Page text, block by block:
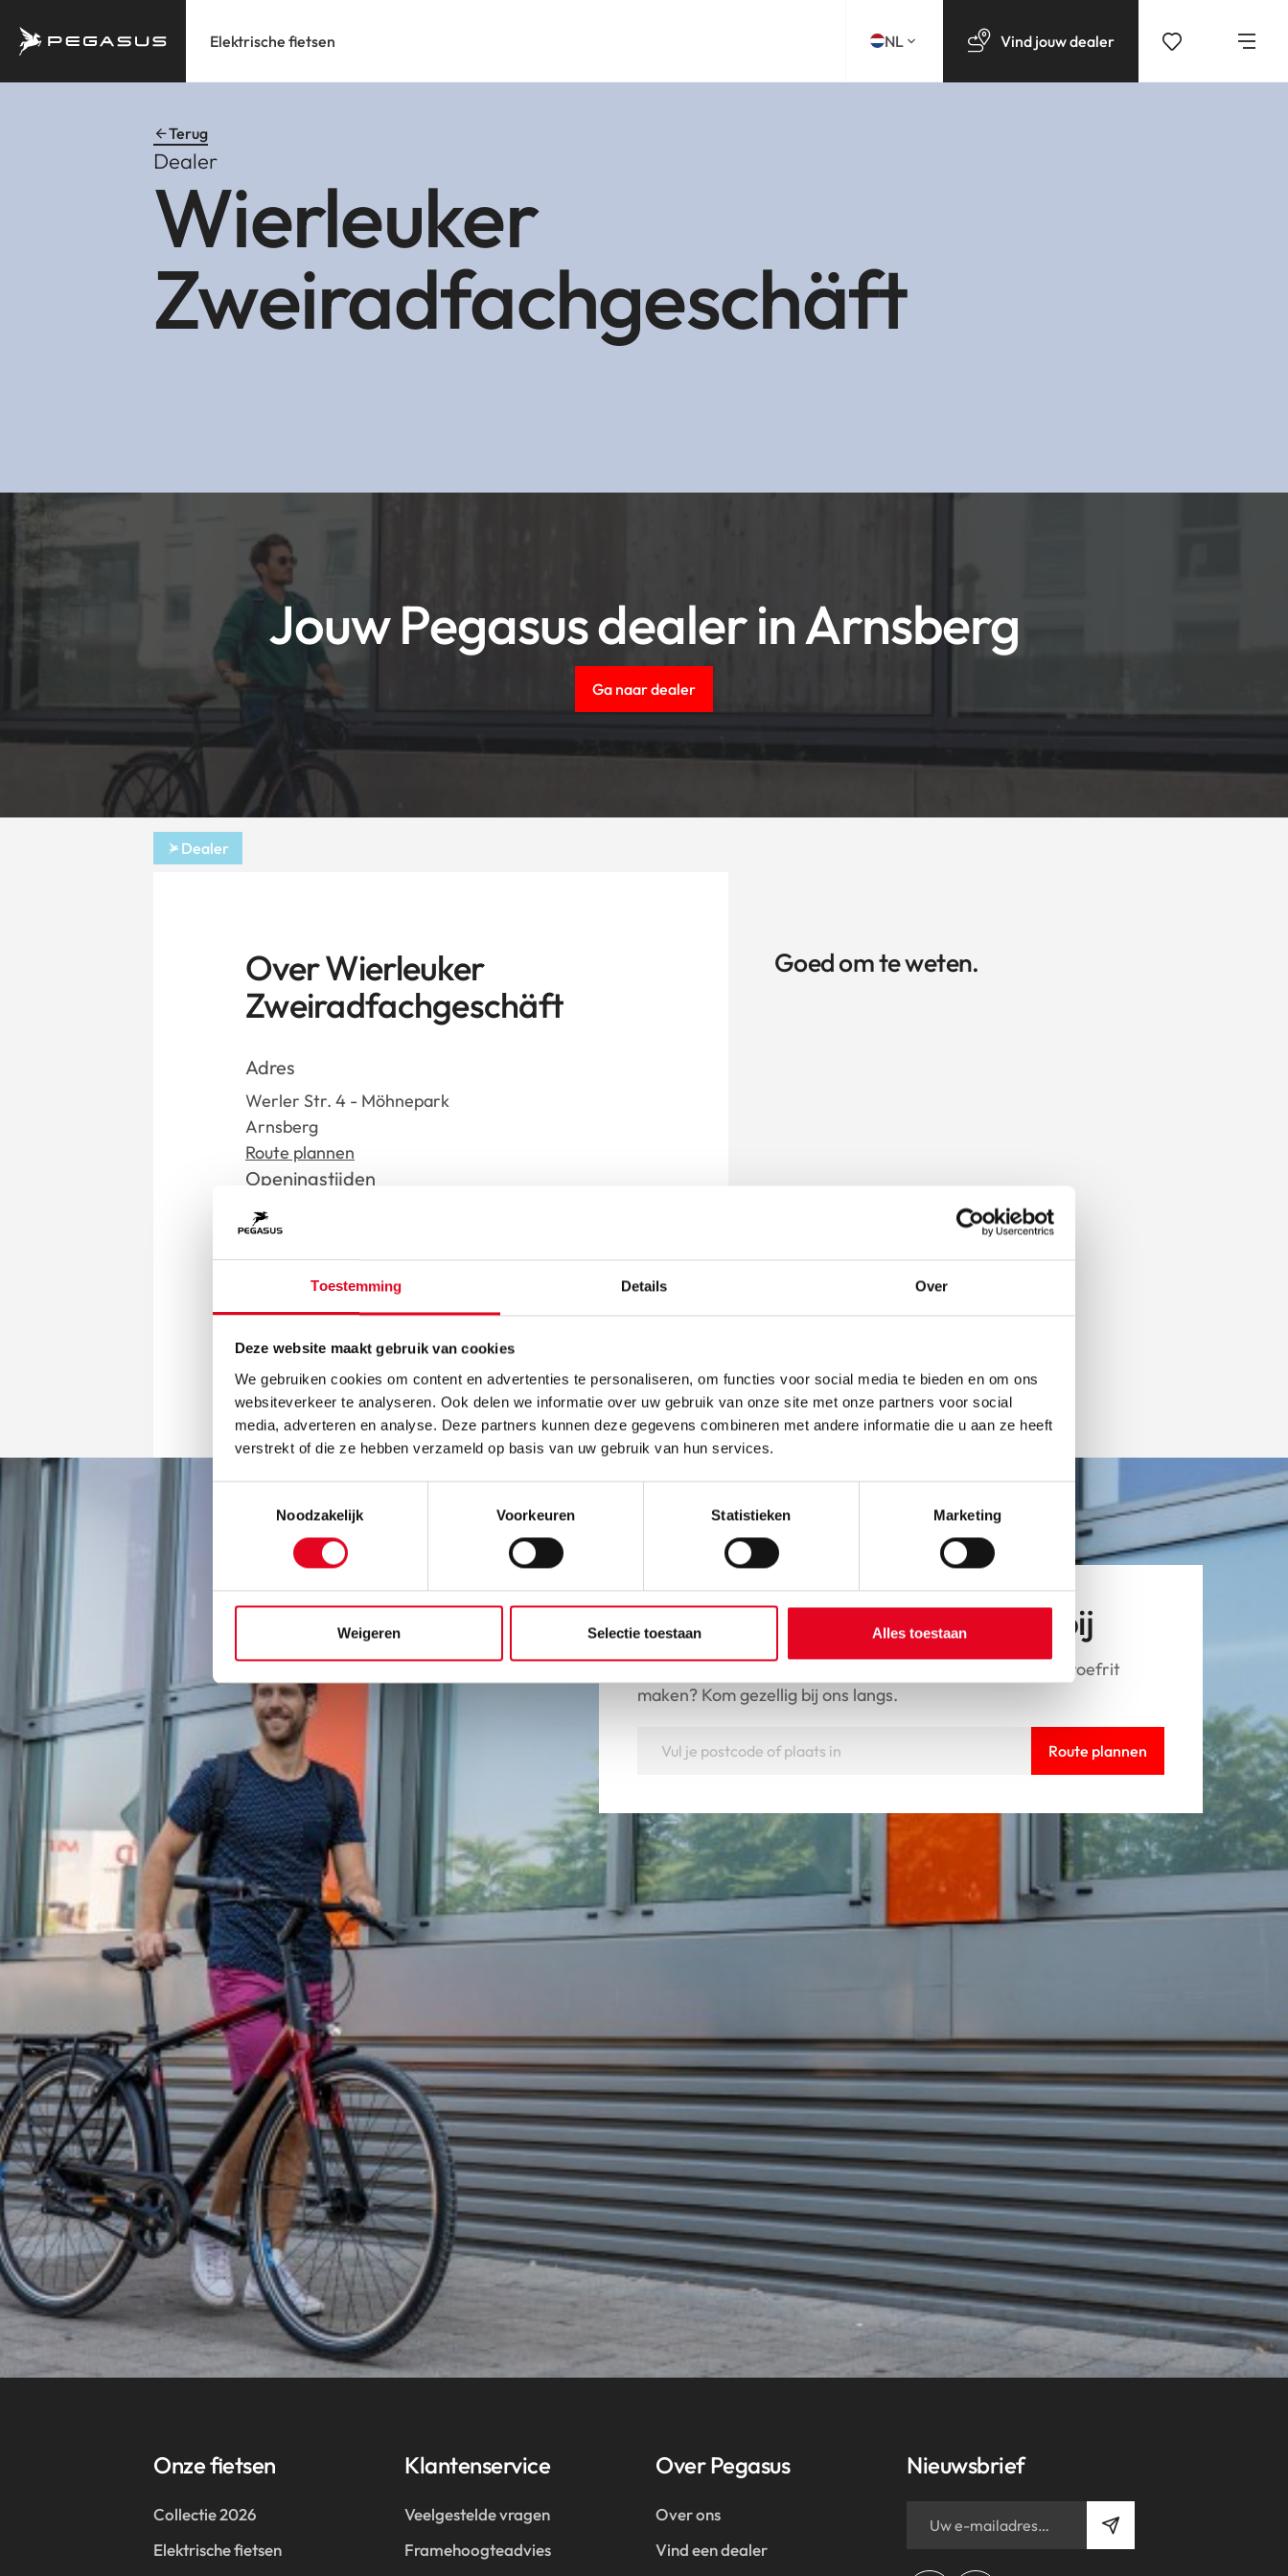
Toestemming Details Over
Deze website maakt gebruik van cookies
We gebruiken cookies om content en advertenties te personaliseren, om functies voor social media te bieden en om ons
websiteverkeer te analyseren. Ook delen we informatie over uw gebruik van onze site met onze partners voor social
media, adverteren en analyse. Deze partners kunnen deze gegevens combineren met andere informatie die u aan ze heeft
verstrekt of die ze hebben verzameld op basis van uw gebruik van hun services.
Noodzakelijk
Voorkeuren Statistieken Marketing
Weigeren Selectie toestaan Alles toestaan
Elektrische fietsen NL Vind jouwdealer
Terug
Dealer
Wierleuker
Zweiradfachgeschäft
Jouw Pegasus dealer in Arnsberg
Ga naar dealer
Dealer
Goed om te weten.
Over Wierleuker
Zweiradfachgeschäft
Adres
Werler Str. 4 - Möhnepark
Arnsberg
Route plannen
Openingstijden
Helaas hebben we geen actuele openingstijden van
deze dealer. Neem voor de actuele openingstijden
contact op met de dealer.
Contact
Ga naar dealer
Ervaar onze fietsen van dichtbij
Ben je geïnteresseerd in een Pegasus fiets en wil je een proefrit
maken? Kom gezellig bij ons langs.
Route plannen
Onze fietsen
Collectie 2026
Elektrische fietsen
Klantenservice
Veelgestelde vragen
Framehoogteadvies
Over Pegasus
Over ons
Vind een dealer
Nieuwsbrief